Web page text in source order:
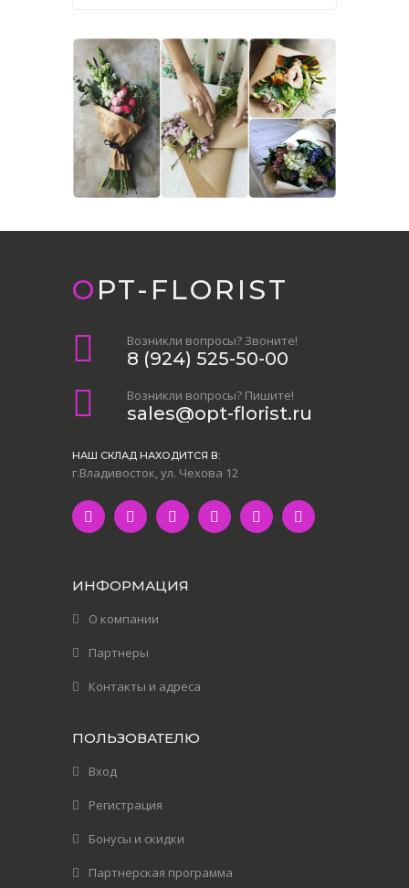
OPT-FLORIST
Возникли вопросы? Звоните!
8 (924) 525-50-00
Возникли вопросы? Пишите!
sales@opt-florist.ru
НАШ СКЛАД НАХОДИТСЯ В:
г.Владивосток, ул. Чехова 12
ИНФОРМАЦИЯ
О компании
Партнеры
Контакты и адреса
ПОЛЬЗОВАТЕЛЮ
Вход
Регистрация
Бонусы и скидки
Партнерская программа